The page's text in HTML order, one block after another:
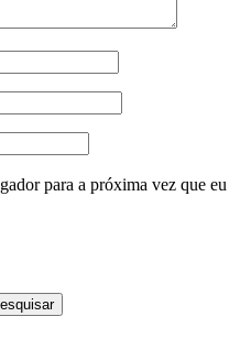
para a próxima vez que eu